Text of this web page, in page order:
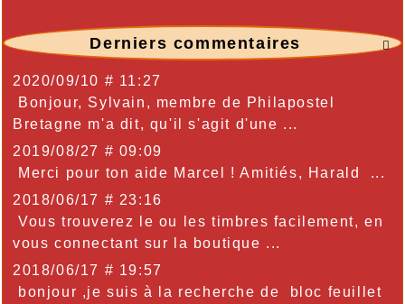

Derniers commentaires
2020/09/10 # 11:27
Bonjour, Sylvain, membre de Philapostel
Bretagne m'a dit, qu'il s'agit d'une ...
2019/08/27 # 09:09
Merci pour ton aide Marcel ! Amitiés, Harald ...
2018/06/17 # 23:16
Vous trouverez le ou les timbres facilement, en
vous connectant sur la boutique ...
2018/06/17 # 19:57
bonjour ,je suis à la recherche de bloc feuillet